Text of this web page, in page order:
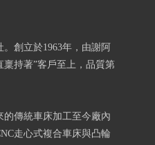
創立於1963年，由謝阿
持著”客戶至上，品質第
的傳統車床加工至今廠內
走心式複合車床與凸輪